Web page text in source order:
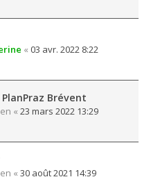
« 03 avr. 2022 8:22
Brévent
« 23 mars 2022 13:29
« 30 août 2021 14:39